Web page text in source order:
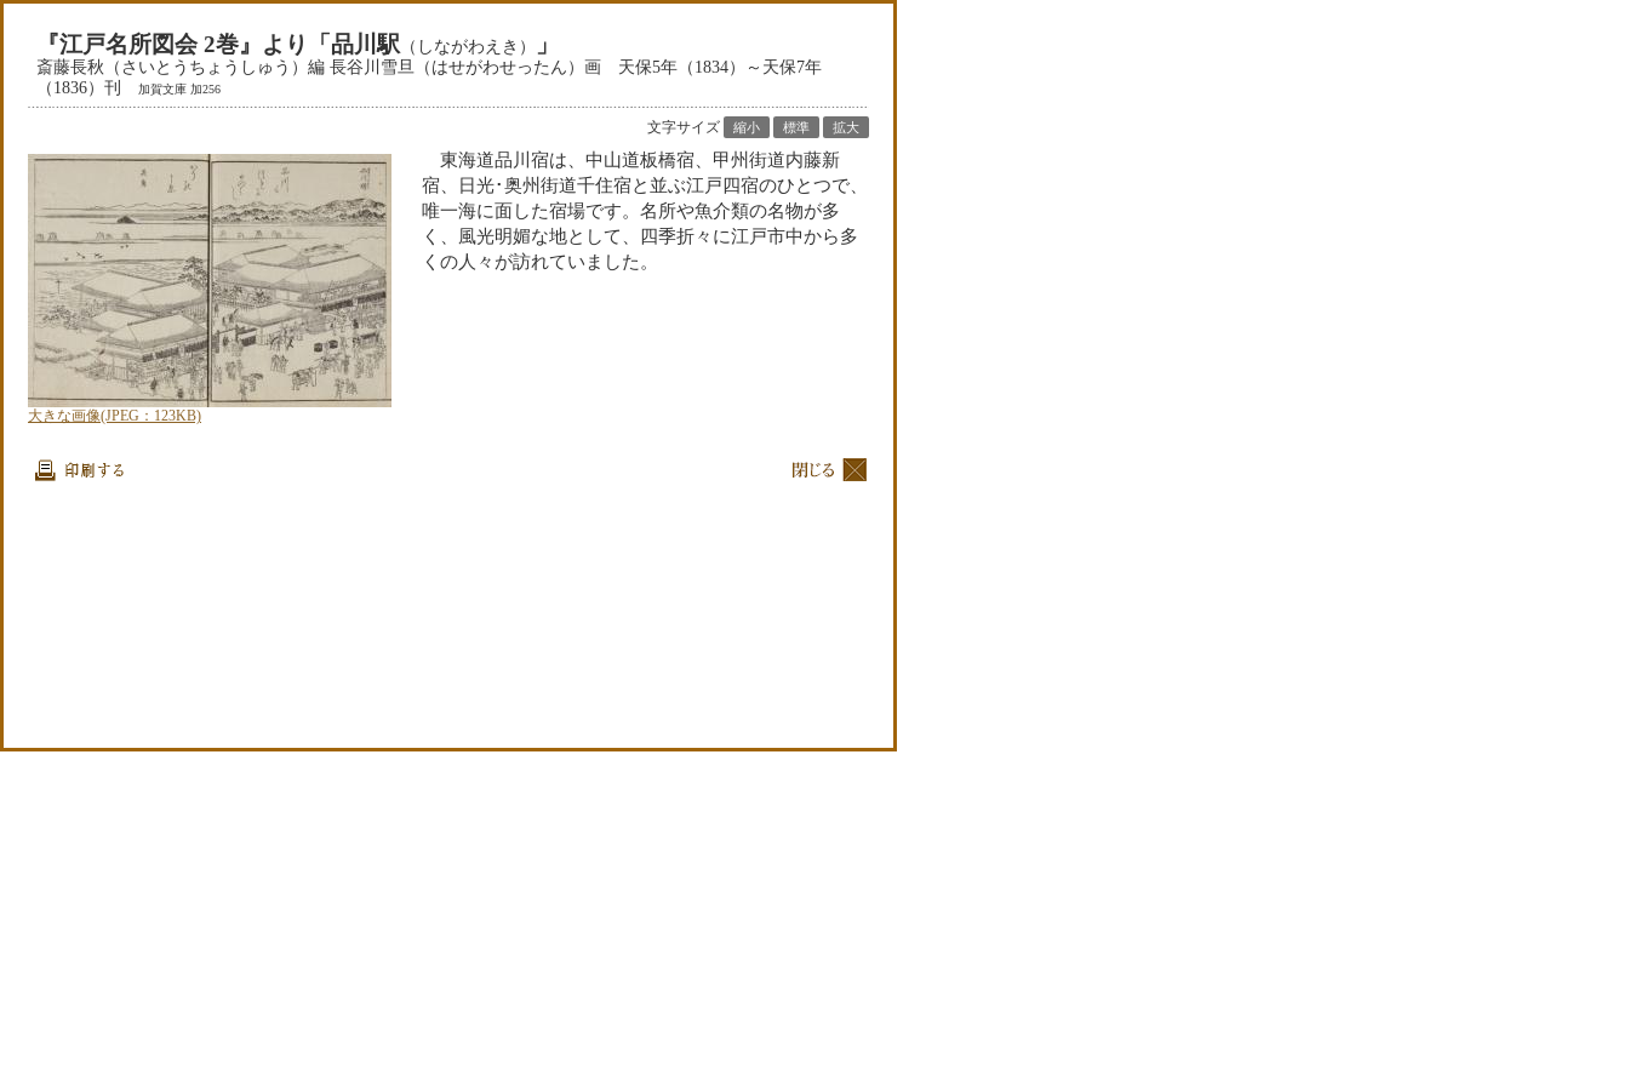
『江戸名所図会 2巻』より「品川駅 （しながわえき） 」
斎藤長秋（さいとうちょうしゅう）編 長谷川雪旦（はせがわせったん）画 天保5年（1834）～天保7年
（1836）刊
加賀文庫 加256
文字サイズ 縮小 標準 拡大
大きな画像(JPEG：123KB)
東海道品川宿は、中山道板橋宿、甲州街道内藤新
宿、日光･奥州街道千住宿と並ぶ江戸四宿のひとつで、
唯一海に面した宿場です。名所や魚介類の名物が多
く、風光明媚な地として、四季折々に江戸市中から多
くの人々が訪れていました。